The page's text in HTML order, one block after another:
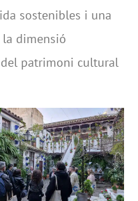
sostenibles i una
la dimensió
patrimoni cultural